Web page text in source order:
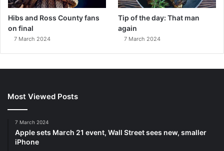
Hibs and Ross County fans
on final
7 March 2024
Tip of the day: That man
again
7 March 2024
Most Viewed Posts
7 March 2024
Apple sets March 21 event, Wall Street sees new, smaller
iPhone